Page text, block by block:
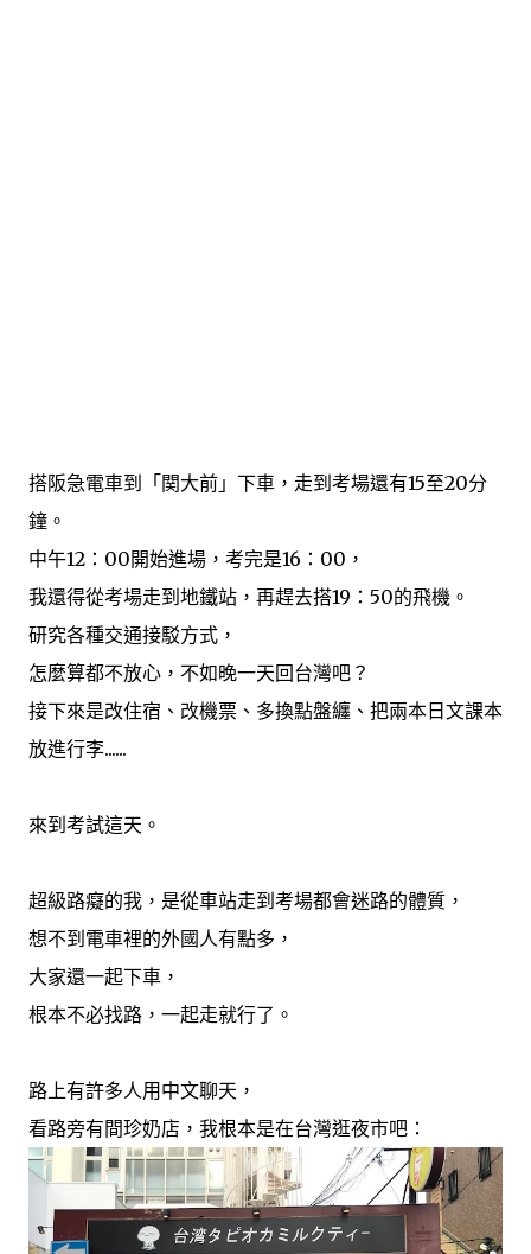
搭阪急電車到「関大前」下車，走到考場還有15至20分
鐘。
中午12：00開始進場，考完是16：00，
我還得從考場走到地鐵站，再趕去搭19：50的飛機。
研究各種交通接駁方式，
怎麼算都不放心，不如晚一天回台灣吧？
接下來是改住宿、改機票、多換點盤纏、把兩本日文課本
放進行李......
來到考試這天。
超級路癡的我，是從車站走到考場都會迷路的體質，
想不到電車裡的外國人有點多，
大家還一起下車，
根本不必找路，一起走就行了。
路上有許多人用中文聊天，
看路旁有間珍奶店，我根本是在台灣逛夜市吧：